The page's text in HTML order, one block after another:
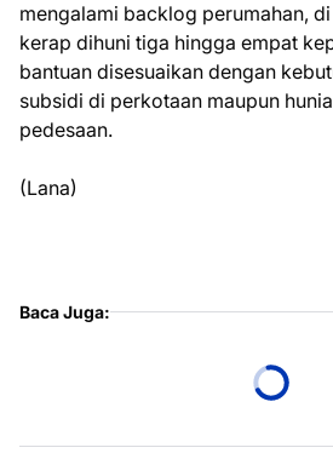
mengalami backlog perumahan,
kerap dihuni tiga hingga empat
bantuan disesuaikan dengan
subsidi di perkotaan maupun
pedesaan.
(Lana)
Baca Juga: